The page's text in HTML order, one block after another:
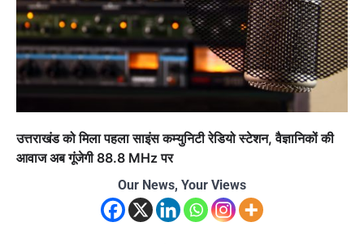
उत्तराखंड को मिला पहला साइंस कम्युनिटी रेडियो स्टेशन, वैज्ञानिकों की
आवाज अब गूंजेगी 88.8 MHz पर
Our News, Your Views